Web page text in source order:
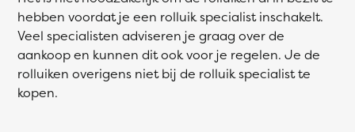
hebben voordat je een rolluik specialist inschakelt.
Veel specialisten adviseren je graag over de
aankoop en kunnen dit ook voor je regelen. Je de
rolluiken overigens niet bij de rolluik specialist te
kopen.